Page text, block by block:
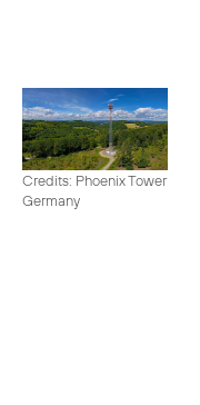
Credits: Phoenix Tower
Germany